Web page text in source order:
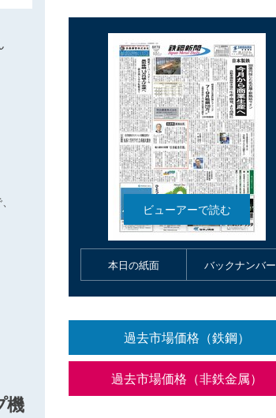
機
本日の紙面 バックナンバー
過去市場価格（鉄鋼）
過去市場価格（非鉄金属）